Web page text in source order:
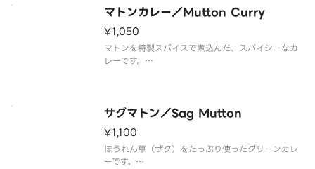
スパイスのハーモニーを お楽しみください。
マトンカレー／Mutton Curry
¥1,050
マトンを特製スパイスで煮込んだ、スパイシーなカ
レーです。
サグマトン／Sag Mutton
¥1,100
ほうれん草（ザク）をたっぷり使ったグリーンカレ
ーです。